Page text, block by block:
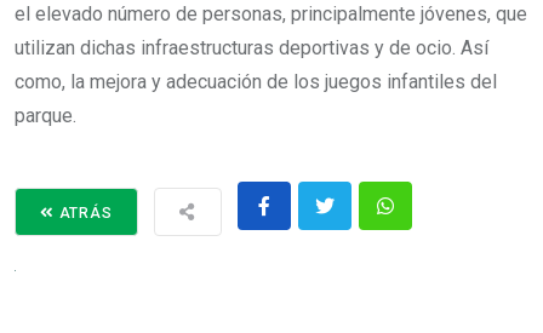
el elevado número de personas, principalmente jóvenes, que
utilizan dichas infraestructuras deportivas y de ocio. Así
como, la mejora y adecuación de los juegos infantiles del
parque.
ATRÁS